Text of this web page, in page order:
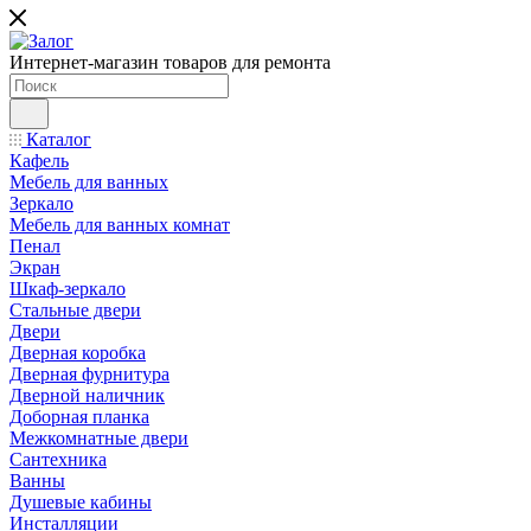
Интернет-магазин товаров для ремонта
Каталог
Кафель
Мебель для ванных
Зеркало
Мебель для ванных комнат
Пенал
Экран
Шкаф-зеркало
Стальные двери
Двери
Дверная коробка
Дверная фурнитура
Дверной наличник
Доборная планка
Межкомнатные двери
Сантехника
Ванны
Душевые кабины
Инсталляции